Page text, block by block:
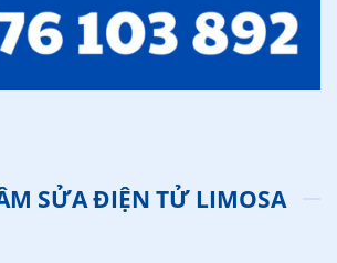
SỬA ĐIỆN TỬ LIMOSA